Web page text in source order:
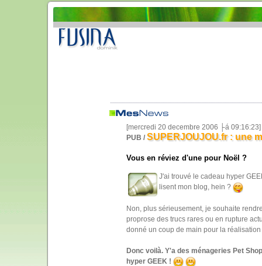
[mercredi 20 decembre 2006 ├á
PUB / SUPERJOUJOU.fr : une
Vous en réviez d'une pour Noël ?
J'ai trouvé le cadeau hyper
lisent mon blog, hein ?
Non, plus sérieusement, je souhaite
proprose des trucs rares ou en rupture
donné un coup de main pour la
Donc voilà. Y'a des ménageries Pet
hyper GEEK !